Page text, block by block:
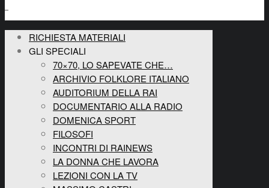
RICHIESTA MATERIALI
GLI SPECIALI
70×70, LO SAPEVATE CHE…
ARCHIVIO FOLKLORE ITALIANO
AUDITORIUM DELLA RAI
DOCUMENTARIO ALLA RADIO
DOMENICA SPORT
FILOSOFI
INCONTRI DI RAINEWS
LA DONNA CHE LAVORA
LEZIONI CON LA TV